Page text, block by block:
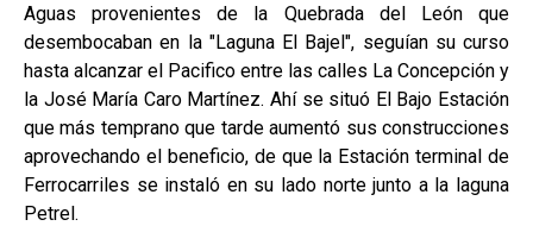
Aguas provenientes de la Quebrada del León que
desembocaban en la "Laguna El Bajel", seguían su curso
hasta alcanzar el Pacifico entre las calles La Concepción y
la José María Caro Martínez. Ahí se situó El Bajo Estación
que más temprano que tarde aumentó sus construcciones
aprovechando el beneficio, de que la Estación terminal de
Ferrocarriles se instaló en su lado norte junto a la laguna
Petrel.